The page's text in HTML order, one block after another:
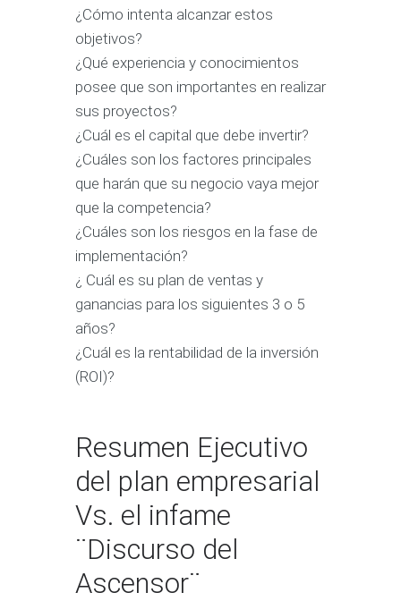
¿Cómo intenta alcanzar estos
objetivos?
¿Qué experiencia y conocimientos
posee que son importantes en realizar
sus proyectos?
¿Cuál es el capital que debe invertir?
¿Cuáles son los factores principales
que harán que su negocio vaya mejor
que la competencia?
¿Cuáles son los riesgos en la fase de
implementación?
¿ Cuál es su plan de ventas y
ganancias para los siguientes 3 o 5
años?
¿Cuál es la rentabilidad de la inversión
(ROI)?
Resumen Ejecutivo
del plan empresarial
Vs. el infame
¨Discurso del
Ascensor¨